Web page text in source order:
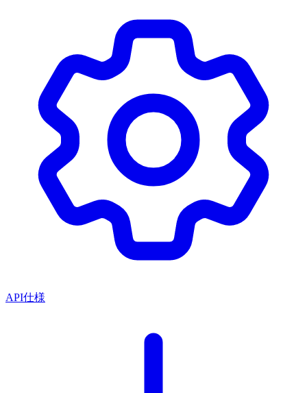
API仕様